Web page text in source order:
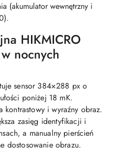
(akumulator wewnętrzny i
HIKMICRO
nocnych
sensor 384×288 px o
poniżej 18 mK.
kontrastowy i wyraźny obraz.
zasięg identyfikacji i
a manualny pierścień
dostosowanie obrazu.